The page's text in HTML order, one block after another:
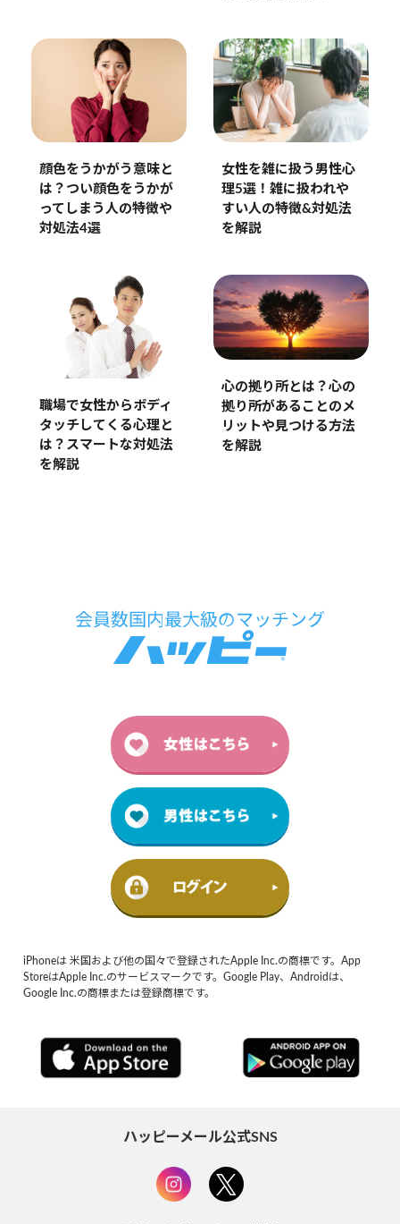
顔色をうかがう意味と
は？つい顔色をうかが
ってしまう人の特徴や
対処法4選
女性を雑に扱う男性心
理5選！雑に扱われや
すい人の特徴&対処法
を解説
職場で女性からボディ
タッチしてくる心理と
は？スマートな対処法
を解説
心の拠り所とは？心の
拠り所があることのメ
リットや見つける方法
を解説
iPhoneは 米国および他の国々で登録されたApple Inc.の商標です。App
StoreはApple Inc.のサービスマークです。Google Play、Androidは、
Google Inc.の商標または登録商標です。
ハッピーメール公式SNS